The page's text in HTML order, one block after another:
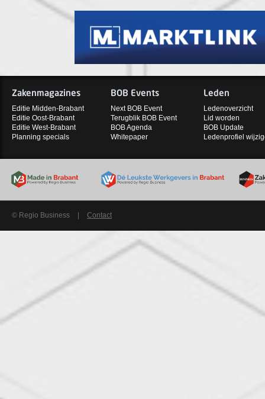
Zakenmagazines
Editie Midden-Brabant
Editie Oost-Brabant
Editie West-Brabant
Planning specials
BOB Events
Next BOB Event
Terugblik BOB Event
BOB Agenda
Whitepaper
Leden
Ledenoverzicht
Lid worden
BOB Update
Ledenprofiel
© Regio Business | Contact